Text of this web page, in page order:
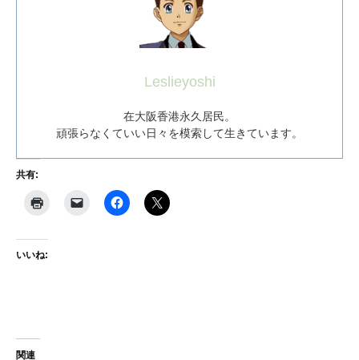
Leslieyoshi
在大阪香港永久居民。
頑張らなくていい日々を模索して生きています。
共有:
いいね:
関連